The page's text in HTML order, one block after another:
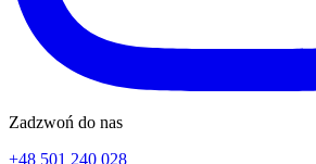
Zadzwoń do nas
+48 501 240 028